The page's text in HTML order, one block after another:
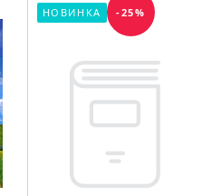
НОВИНКА -25%